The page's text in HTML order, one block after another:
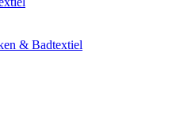
& Badtextiel